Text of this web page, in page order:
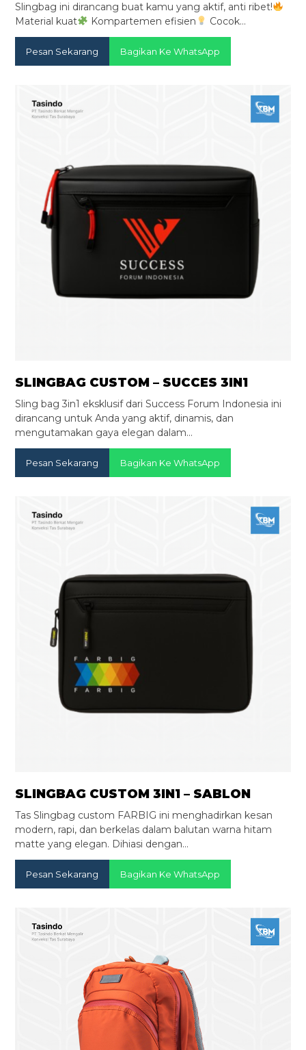
Slingbag ini dirancang buat kamu yang aktif, anti ribet!
Material kuat
Kompartemen efisien Cocok…
Pesan Sekarang Bagikan Ke WhatsApp
SLINGBAG CUSTOM – SUCCES 3IN1
Sling bag 3in1 eksklusif dari Success Forum Indonesia ini
dirancang untuk Anda yang aktif, dinamis, dan
mengutamakan gaya elegan dalam…
Pesan Sekarang Bagikan Ke WhatsApp
SLINGBAG CUSTOM 3IN1 – SABLON
Tas Slingbag custom FARBIG ini menghadirkan kesan
modern, rapi, dan berkelas dalam balutan warna hitam
matte yang elegan. Dihiasi dengan…
Pesan Sekarang Bagikan Ke WhatsApp